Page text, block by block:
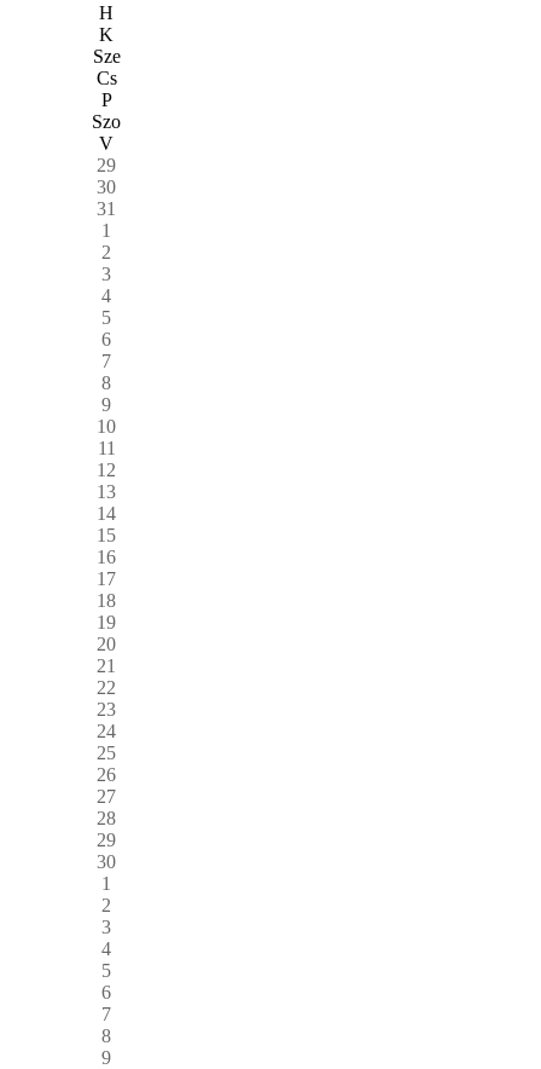
H
K
Sze
Cs
P
Szo
V
29
30
31
1
2
3
4
5
6
7
8
9
10
11
12
13
14
15
16
17
18
19
20
21
22
23
24
25
26
27
28
29
30
1
2
3
4
5
6
7
8
9